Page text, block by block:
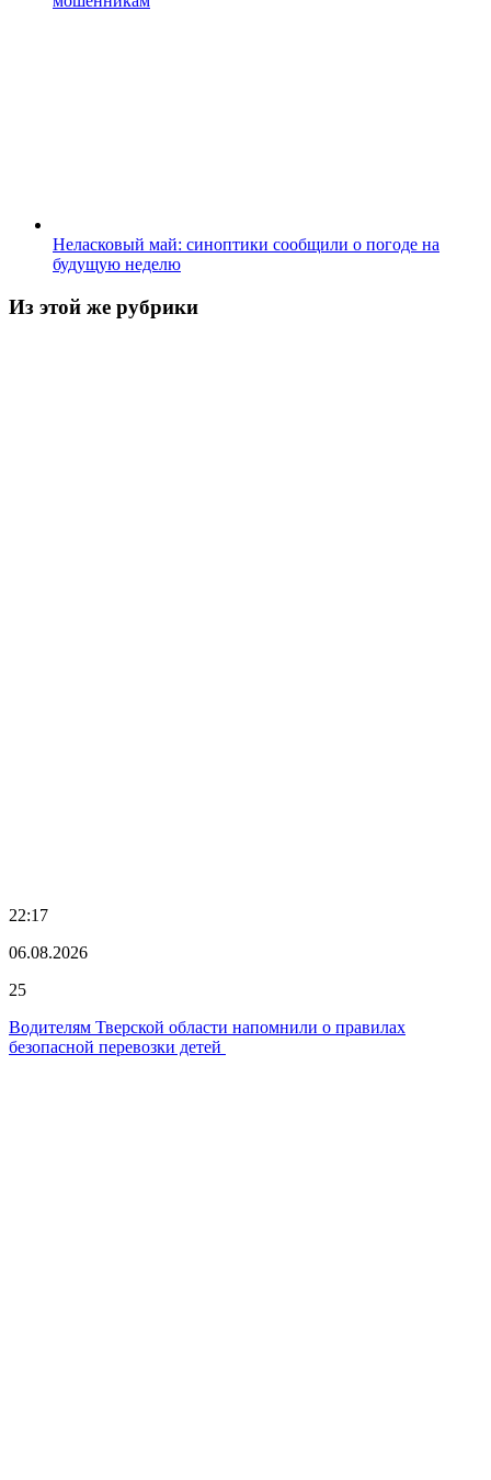
Неласковый май: синоптики сообщили о погоде на
будущую неделю
Из этой же рубрики
22:17
06.08.2026
25
Водителям Тверской области напомнили о правилах
безопасной перевозки детей